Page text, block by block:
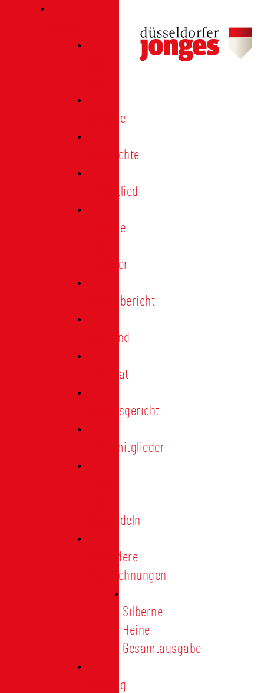
Termine
Geschichte
Heimatlied
Freunde
Förderer
Jahresbericht
Vorstand
Ehrenrat
Schiedsgericht
Ehrenmitglieder
Treunadeln
Besondere
Auszeichnungen
Silberne
Heine
Gesamtausgabe
Satzung